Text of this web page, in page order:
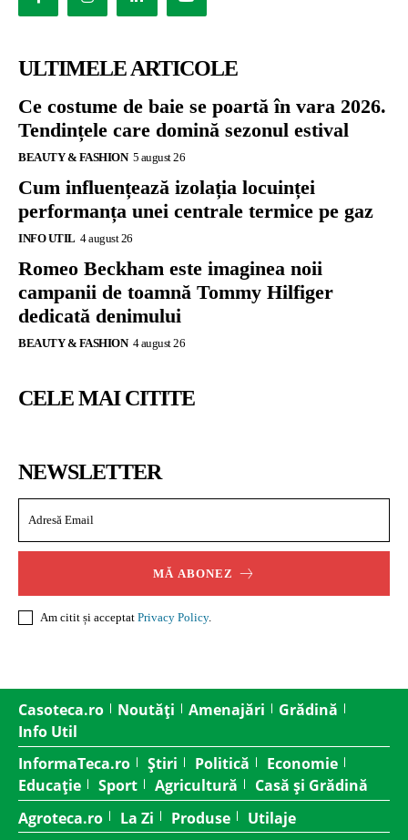
ULTIMELE ARTICOLE
Ce costume de baie se poartă în vara 2026.
Tendințele care domină sezonul estival
BEAUTY & FASHION 5 august 26
Cum influențează izolația locuinței
performanța unei centrale termice pe gaz
INFO UTIL 4 august 26
Romeo Beckham este imaginea noii
campanii de toamnă Tommy Hilfiger
dedicată denimului
BEAUTY & FASHION 4 august 26
CELE MAI CITITE
NEWSLETTER
MĂ ABONEZ
Am citit și acceptat Privacy Policy.
Casoteca.ro Noutăți Amenajări
Grădină
Info Util
InformaTeca.ro
Știri Politică
Economie
Educație
Sport Agricultură
Casă și Grădină
Agroteca.ro
La Zi Produse
Utilaje